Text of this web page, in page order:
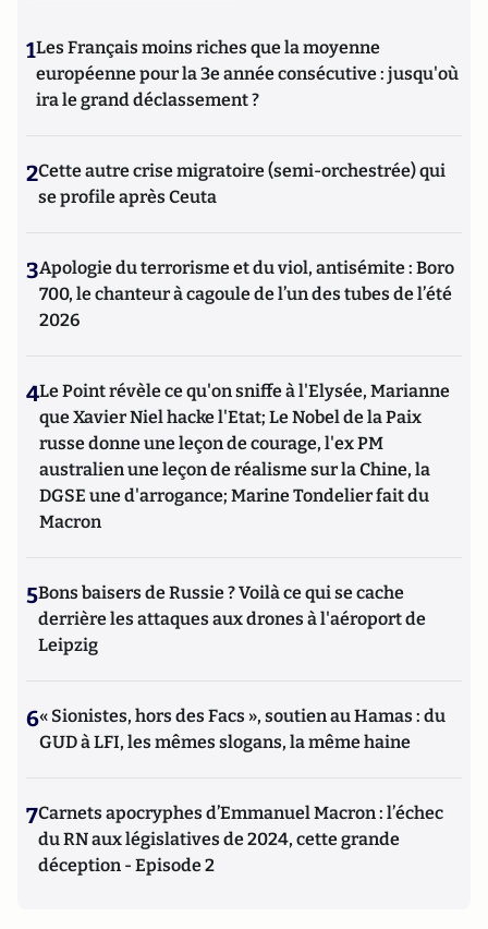
1Les Français moins riches que la moyenne
européenne pour la 3e année consécutive : jusqu'où
ira le grand déclassement ?
2Cette autre crise migratoire (semi-orchestrée) qui
se profile après Ceuta
3Apologie du terrorisme et du viol, antisémite : Boro
700, le chanteur à cagoule de l’un des tubes de l’été
2026
4Le Point révèle ce qu'on sniffe à l'Elysée, Marianne
que Xavier Niel hacke l'Etat; Le Nobel de la Paix
russe donne une leçon de courage, l'ex PM
australien une leçon de réalisme sur la Chine, la
DGSE une d'arrogance; Marine Tondelier fait du
Macron
5Bons baisers de Russie ? Voilà ce qui se cache
derrière les attaques aux drones à l'aéroport de
Leipzig
6« Sionistes, hors des Facs », soutien au Hamas : du
GUD à LFI, les mêmes slogans, la même haine
7Carnets apocryphes d’Emmanuel Macron : l’échec
du RN aux législatives de 2024, cette grande
déception - Episode 2